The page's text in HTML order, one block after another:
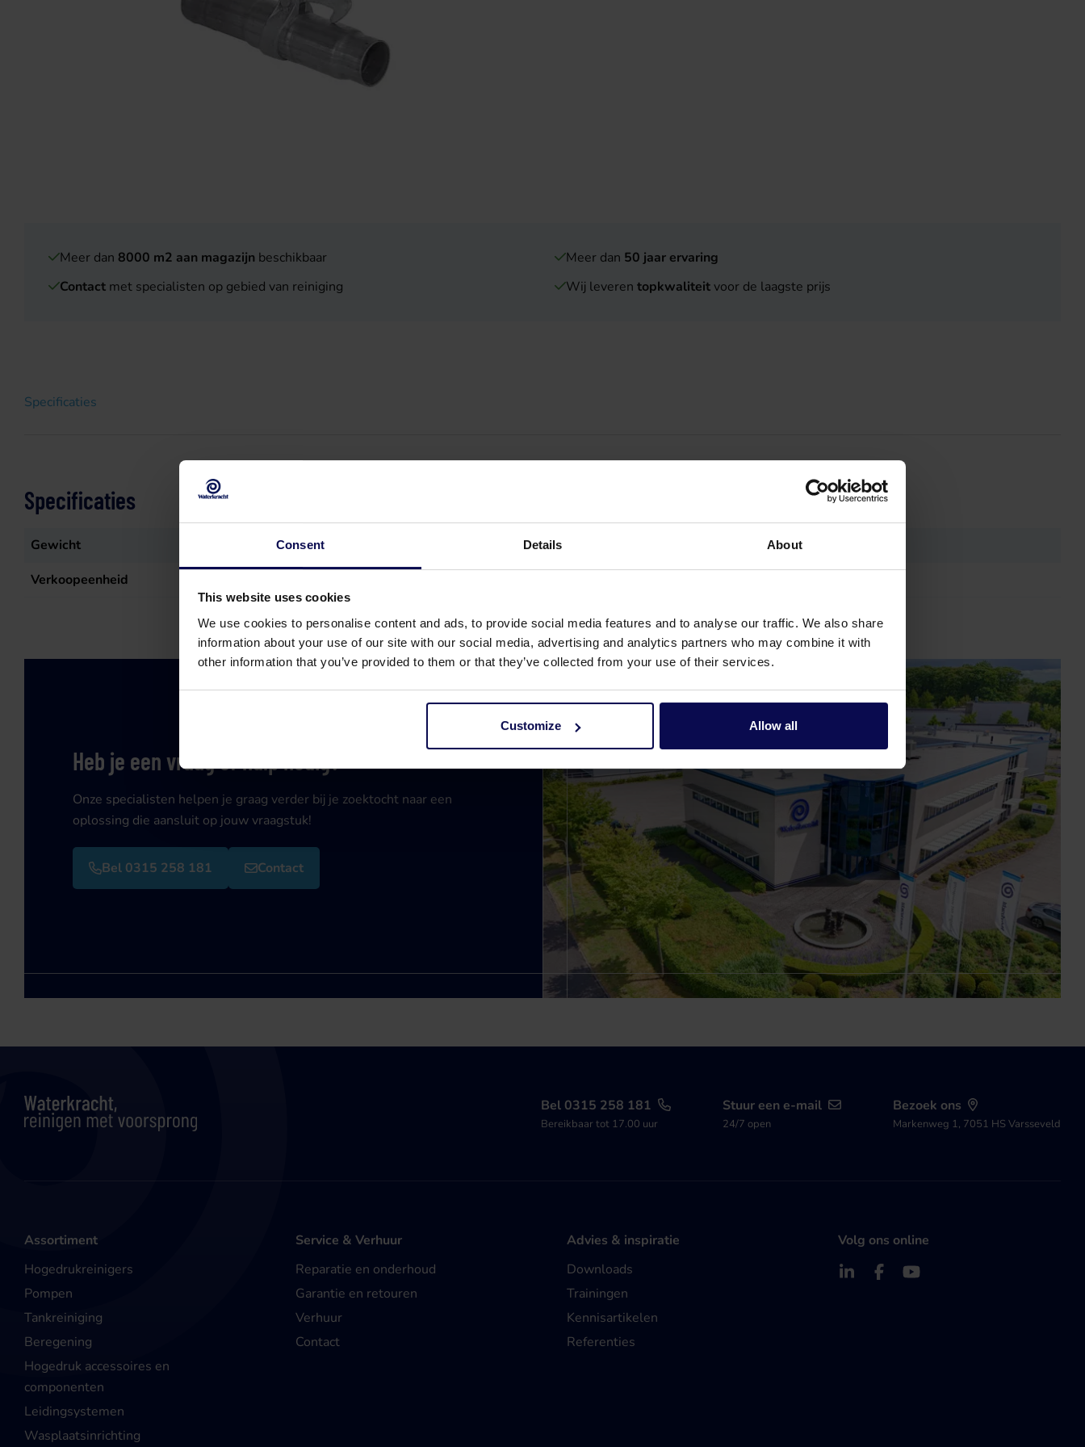
Consent Details About
This website uses cookies
We use cookies to personalise content and ads, to provide social media features and to analyse our traffic. We also share
information about your use of our site with our social media, advertising and analytics partners who may combine it with
other information that you’ve provided to them or that they’ve collected from your use of their services.
Customize Allow all
Meer dan 8000 m2 aan magazijn beschikbaar Meer dan 50 jaar ervaring
Contact met specialisten op gebied van reiniging Wij leveren topkwaliteit voor de laagste prijs
Specificaties
Specificaties
Gewicht
Verkoopeenheid
Heb je een vraag of hulp nodig?
Onze specialisten helpen je graag verder bij je zoektocht naar een
oplossing die aansluit op jouw vraagstuk!
Bel 0315 258 181 Contact
Bel 0315 258 181
Bereikbaar tot 17.00 uur
Stuur een e-mail
24/7 open
Bezoek ons
Markenweg 1, 7051 HS Varsseveld
Assortiment
Hogedrukreinigers
Pompen
Tankreiniging
Beregening
Hogedruk accessoires en
componenten
Leidingsystemen
Wasplaatsinrichting
Service & Verhuur
Reparatie en onderhoud
Garantie en retouren
Verhuur
Contact
Advies & inspiratie
Downloads
Trainingen
Kennisartikelen
Referenties
Volg ons online